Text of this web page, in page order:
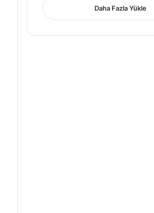
Daha Fazla Yükle